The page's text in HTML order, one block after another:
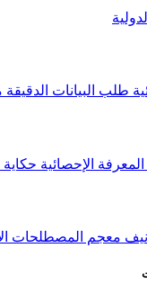
طلب البيانات الدقيقة
المعرفة الإحصائية
معجم المصطلحات